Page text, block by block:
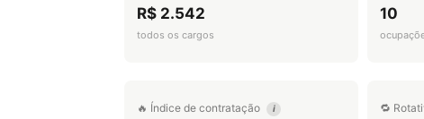
R$ 2.542
todos os cargos
10
🔥 Índice de contratação i 🔁